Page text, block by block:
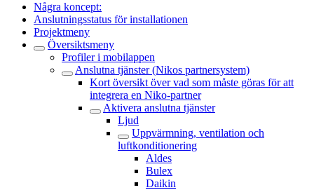
Några koncept:
Anslutningsstatus för installationen
Projektmeny
Översiktsmeny
Profiler i mobilappen
Anslutna tjänster (Nikos partnersystem)
Kort översikt över vad som måste göras för att
integrera en Niko-partner
Aktivera anslutna tjänster
Ljud
Uppvärmning, ventilation och
luftkonditionering
Aldes
Bulex
Daikin